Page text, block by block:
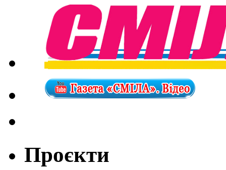
Проєкти